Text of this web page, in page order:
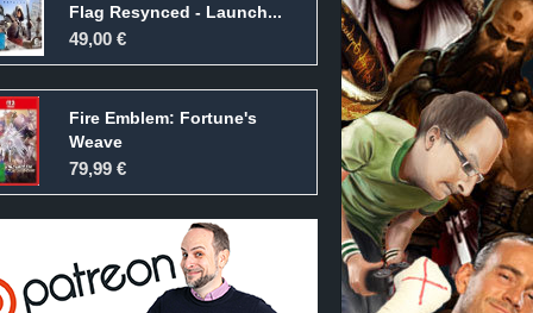
Flag Resynced - Launch...
49,00 €
Fire Emblem: Fortune's
Weave
79,99 €